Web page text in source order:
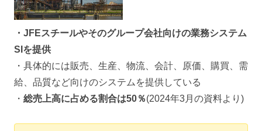
・JFEスチールやそのグループ会社向けの業務システム
SIを提供
・具体的には販売、生産、物流、会計、原価、購買、需
給、品質など向けのシステムを提供している
・ 総売上高に占める割合は50％(2024年3月の資料より)